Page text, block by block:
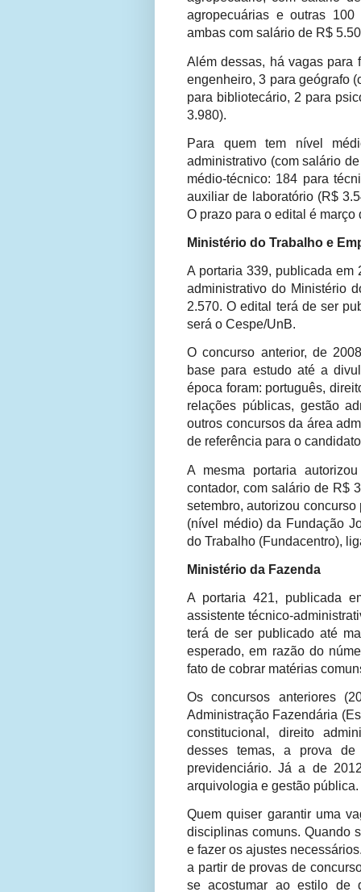
agropecuárias e outras
ambas com salário de R$
Além dessas, há vagas para
engenheiro, 3 para geógrafo
para bibliotecário, 2 para
3.980).
Para quem tem nível
administrativo (com salário
médio-técnico: 184 para
auxiliar de laboratório (R$
O prazo para o edital é março
Ministério do Trabalho e
A portaria 339, publicada em
administrativo do Ministério
2.570. O edital terá de ser
será o Cespe/UnB.
O concurso anterior, de
base para estudo até a
época foram: português,
relações públicas, gestão
outros concursos da área
de referência para o
A mesma portaria
contador, com salário de R$
setembro, autorizou
(nível médio) da Fundação
do Trabalho (Fundacentro),
Ministério da Fazenda
A portaria 421, publicada
assistente técnico-
terá de ser publicado até
esperado, em razão do
fato de cobrar matérias
Os concursos anteriores
Administração Fazendária
constitucional, direito
desses temas, a prova
previdenciário. Já a de
arquivologia e gestão pública.
Quem quiser garantir uma
disciplinas comuns. Quando
e fazer os ajustes
a partir de provas de
se acostumar ao estilo de